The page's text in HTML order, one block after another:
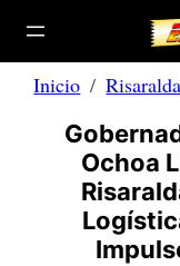
Saltar
contenido
Inicio Risaralda
Ochoa